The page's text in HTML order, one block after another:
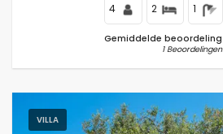
Afstanden
4 2 1
Gemiddelde beoordeling
1 Beoordelingen
VILLA